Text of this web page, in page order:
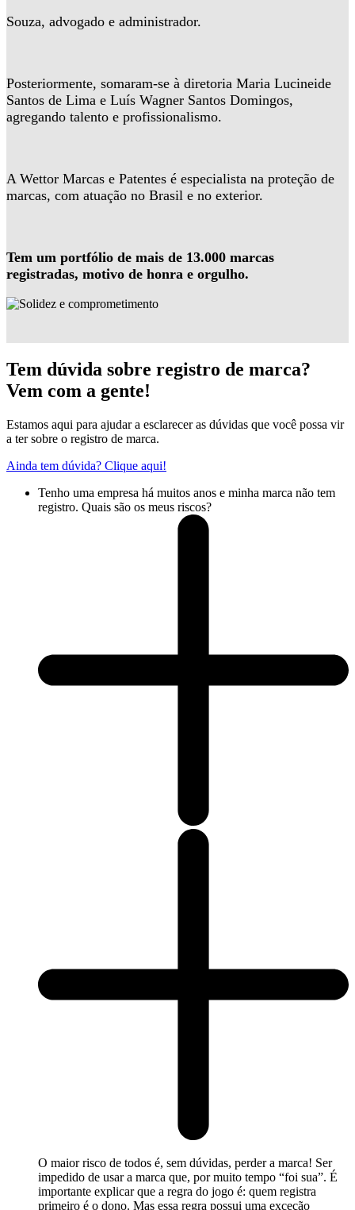
Souza, advogado e administrador.
Posteriormente, somaram-se à diretoria Maria Lucineide
Santos de Lima e Luís Wagner Santos Domingos,
agregando talento e profissionalismo.
A Wettor Marcas e Patentes é especialista na proteção de
marcas, com atuação no Brasil e no exterior.
Tem um portfólio de mais de 13.000 marcas
registradas, motivo de honra e orgulho.
Tem dúvida sobre registro de marca?
Vem com a gente!
Estamos aqui para ajudar a esclarecer as dúvidas que você possa vir
a ter sobre o registro de marca.
Ainda tem dúvida? Clique aqui!
Tenho uma empresa há muitos anos e minha marca não tem
registro. Quais são os meus riscos?
O maior risco de todos é, sem dúvidas, perder a marca! Ser
impedido de usar a marca que, por muito tempo “foi sua”. É
importante explicar que a regra do jogo é: quem registra
primeiro é o dono. Mas essa regra possui uma exceção